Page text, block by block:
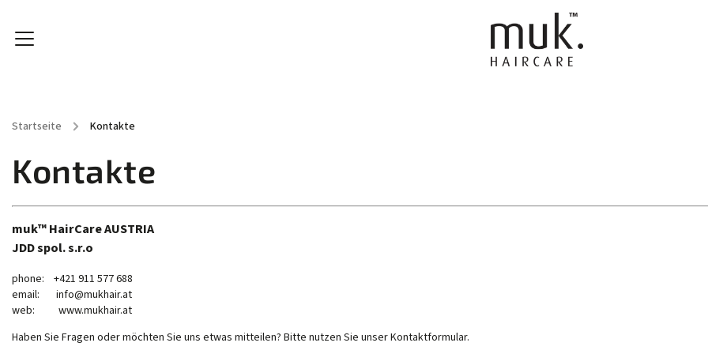
HAARPFLEGE
Startseite / Kontakte
Kontakte
muk™ HairCare AUSTRIA
JDD spol. s.r.o
phone: +421 911 577 688
email: info@mukhair.at
web: www.mukhair.at
Haben Sie Fragen oder möchten Sie uns etwas mitteilen? Bitte nutzen Sie unser Kontaktformular.